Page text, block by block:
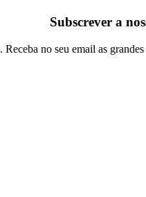
Subscrever a
no seu email as